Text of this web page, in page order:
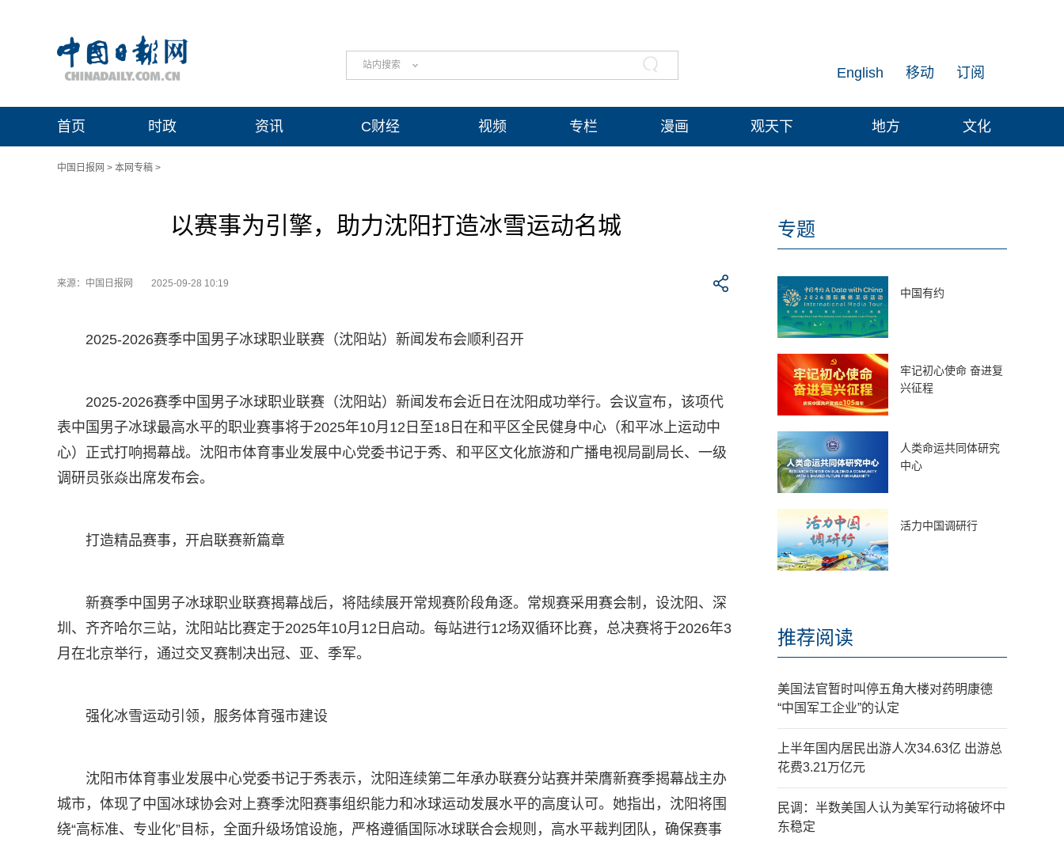
站内搜索 订阅
移动
English
首页 时政 资讯 C财经 视频 专栏 漫画 观天下 地方 文化
中国日报网 > 本网专稿 >
以赛事为引擎，助力沈阳打造冰雪运动名城
来源：中国日报网 2025-09-28 10:19
2025-2026赛季中国男子冰球职业联赛（沈阳站）新闻发布会顺利召开
2025-2026赛季中国男子冰球职业联赛（沈阳站）新闻发布会近日在沈阳成功举行。会议宣布，该项代
表中国男子冰球最高水平的职业赛事将于2025年10月12日至18日在和平区全民健身中心（和平冰上运动中
心）正式打响揭幕战。沈阳市体育事业发展中心党委书记于秀、和平区文化旅游和广播电视局副局长、一级
调研员张焱出席发布会。
打造精品赛事，开启联赛新篇章
新赛季中国男子冰球职业联赛揭幕战后，将陆续展开常规赛阶段角逐。常规赛采用赛会制，设沈阳、深
圳、齐齐哈尔三站，沈阳站比赛定于2025年10月12日启动。每站进行12场双循环比赛，总决赛将于2026年3
月在北京举行，通过交叉赛制决出冠、亚、季军。
强化冰雪运动引领，服务体育强市建设
沈阳市体育事业发展中心党委书记于秀表示，沈阳连续第二年承办联赛分站赛并荣膺新赛季揭幕战主办
城市，体现了中国冰球协会对上赛季沈阳赛事组织能力和冰球运动发展水平的高度认可。她指出，沈阳将围
绕“高标准、专业化”目标，全面升级场馆设施，严格遵循国际冰球联合会规则，高水平裁判团队，确保赛事
专题
中国有约
牢记初心使命 奋进复
兴征程
人类命运共同体研究
中心
活力中国调研行
推荐阅读
美国法官暂时叫停五角大楼对药明康德
“中国军工企业”的认定
上半年国内居民出游人次34.63亿 出游总
花费3.21万亿元
民调：半数美国人认为美军行动将破坏中
东稳定